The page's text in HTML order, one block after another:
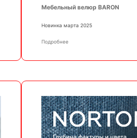
Мебельный велюр BARON
Новинка марта 2025
Подробнее